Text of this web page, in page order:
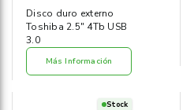
Disco duro externo
Toshiba 2.5" 4Tb USB
3.0
Más Información
Stock